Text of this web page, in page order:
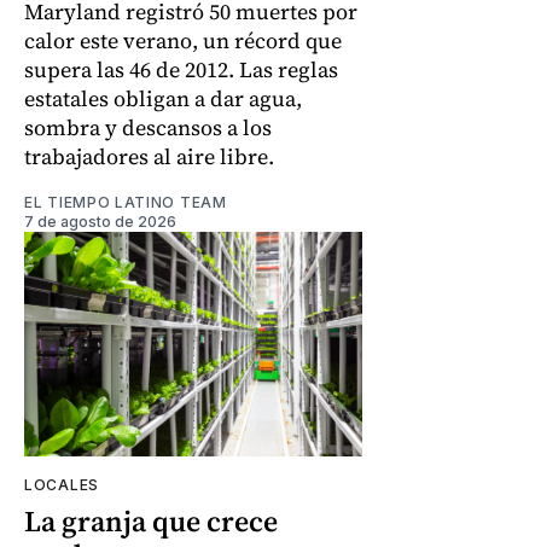
Maryland registró 50 muertes por
calor este verano, un récord que
supera las 46 de 2012. Las reglas
estatales obligan a dar agua,
sombra y descansos a los
trabajadores al aire libre.
EL TIEMPO LATINO TEAM
7 de agosto de 2026
LOCALES
La granja que crece